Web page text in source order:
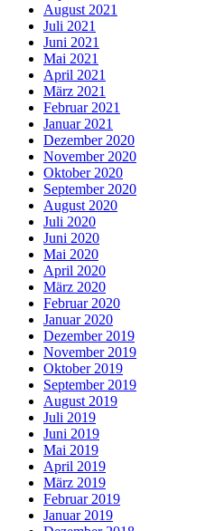
August 2021
Juli 2021
Juni 2021
Mai 2021
April 2021
März 2021
Februar 2021
Januar 2021
Dezember 2020
November 2020
Oktober 2020
September 2020
August 2020
Juli 2020
Juni 2020
Mai 2020
April 2020
März 2020
Februar 2020
Januar 2020
Dezember 2019
November 2019
Oktober 2019
September 2019
August 2019
Juli 2019
Juni 2019
Mai 2019
April 2019
März 2019
Februar 2019
Januar 2019